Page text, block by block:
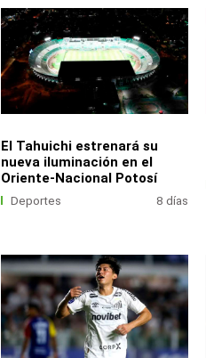
El Tahuichi estrenará su
nueva iluminación en el
Oriente-Nacional Potosí
Deportes 8 días